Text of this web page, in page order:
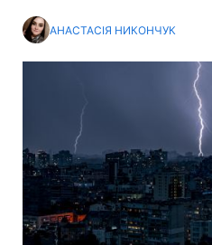
АНАСТАСІЯ НИКОНЧУК